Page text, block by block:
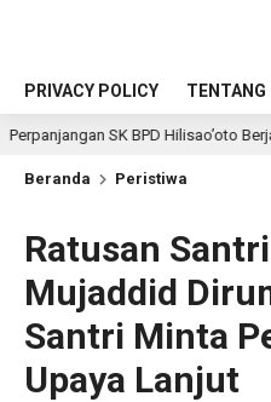
PRIVACY POLICY TENTANG
BPD Hilisao’oto Berjalan Lancar,
Beranda Peristiwa
Ratusan
Mujaddid
Santri Minta
Upaya Lanjut